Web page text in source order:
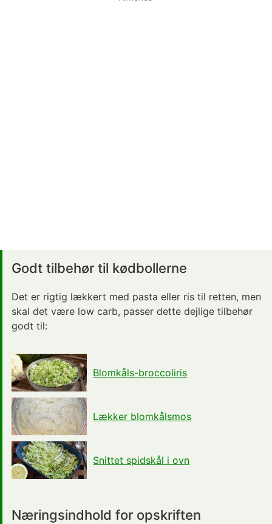
Godt tilbehør til kødbollerne
Det er rigtig lækkert med pasta eller ris til retten, men
skal det være low carb, passer dette dejlige tilbehør
godt til:
Blomkåls-broccoliris
Lækker blomkålsmos
Snittet spidskål i ovn
Næringsindhold for opskriften